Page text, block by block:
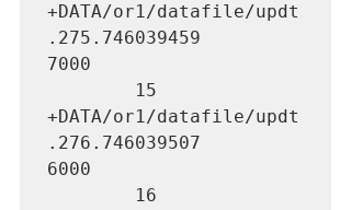
+DATA/or1/datafile/updt
.275.746039459
7000
+DATA/or1/datafile/updt
.276.746039507
6000